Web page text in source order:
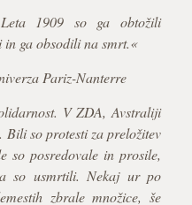
1909 so ga obtožili
ga obsodili na smrt.«
Pariz-Nanterre
V ZDA, Avstraliji
Bili so protesti za preložitev
so posredovale in prosile,
so usmrtili. Nekaj ur po
zbrale množice, še